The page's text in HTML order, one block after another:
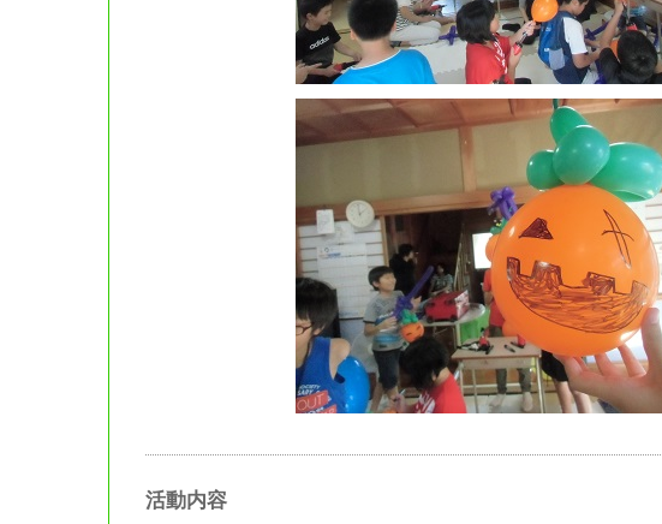
活動内容